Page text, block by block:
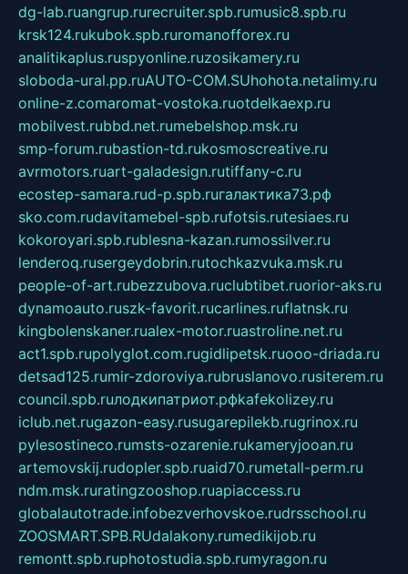
dg-lab.ruangrup.rurecruiter.spb.rumusic8.spb.ru
krsk124.rukubok.spb.ruromanofforex.ru
analitikaplus.ruspyonline.ruzosikamery.ru
sloboda-ural.pp.ruAUTO-COM.SUhohota.netalimy.ru
online-z.comaromat-vostoka.ruotdelkaexp.ru
mobilvest.rubbd.net.rumebelshop.msk.ru
smp-forum.rubastion-td.rukosmoscreative.ru
avrmotors.ruart-galadesign.rutiffany-c.ru
ecostep-samara.rud-p.spb.ruгалактика73.рф
sko.com.rudavitamebel-spb.rufotsis.rutesiaes.ru
kokoroyari.spb.rublesna-kazan.rumossilver.ru
lenderoq.rusergeydobrin.rutochkazvuka.msk.ru
people-of-art.rubezzubova.ruclubtibet.ruorior-aks.ru
dynamoauto.ruszk-favorit.rucarlines.ruflatnsk.ru
kingbolenskaner.rualex-motor.ruastroline.net.ru
act1.spb.rupolyglot.com.rugidlipetsk.ruooo-driada.ru
detsad125.rumir-zdoroviya.rubruslanovo.rusiterem.ru
council.spb.ruлодкипатриот.рфkafekolizey.ru
iclub.net.rugazon-easy.rusugarepilekb.rugrinox.ru
pylesostineco.rumsts-ozarenie.rukameryjooan.ru
artemovskij.rudopler.spb.ruaid70.rumetall-perm.ru
ndm.msk.ruratingzooshop.ruapiaccess.ru
globalautotrade.infobezverhovskoe.rudrsschool.ru
ZOOSMART.SPB.RUdalakony.rumedikijob.ru
remontt.spb.ruphotostudia.spb.rumyragon.ru